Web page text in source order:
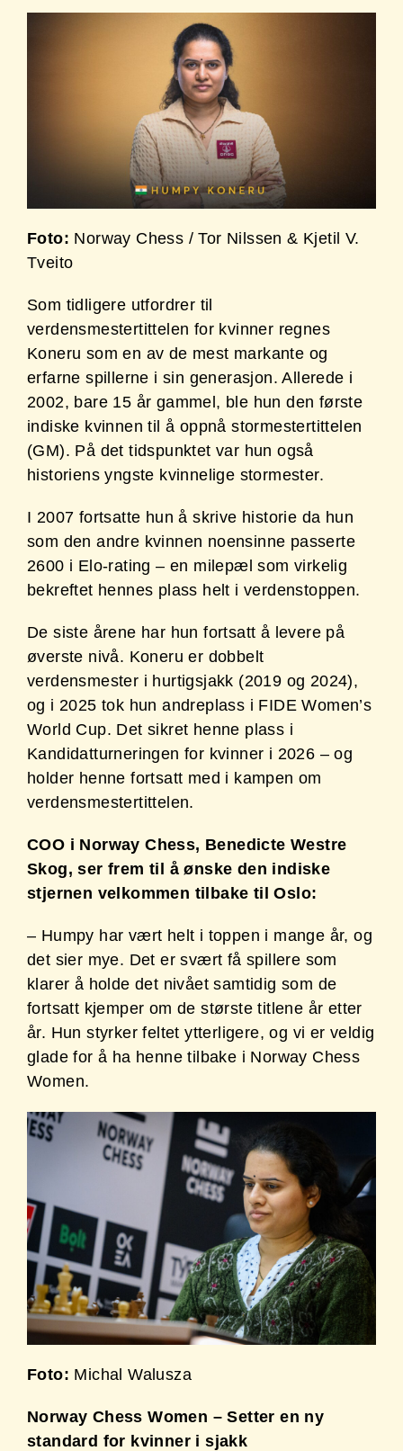
Foto: Norway Chess / Tor Nilssen & Kjetil V.
Tveito
Som tidligere utfordrer til
verdensmestertittelen for kvinner regnes
Koneru som en av de mest markante og
erfarne spillerne i sin generasjon. Allerede i
2002, bare 15 år gammel, ble hun den første
indiske kvinnen til å oppnå stormestertittelen
(GM). På det tidspunktet var hun også
historiens yngste kvinnelige stormester.
I 2007 fortsatte hun å skrive historie da hun
som den andre kvinnen noensinne passerte
2600 i Elo-rating – en milepæl som virkelig
bekreftet hennes plass helt i verdenstoppen.
De siste årene har hun fortsatt å levere på
øverste nivå. Koneru er dobbelt
verdensmester i hurtigsjakk (2019 og 2024),
og i 2025 tok hun andreplass i FIDE Women’s
World Cup. Det sikret henne plass i
Kandidatturneringen for kvinner i 2026 – og
holder henne fortsatt med i kampen om
verdensmestertittelen.
COO i Norway Chess, Benedicte Westre
Skog, ser frem til å ønske den indiske
stjernen velkommen tilbake til Oslo:
– Humpy har vært helt i toppen i mange år, og
det sier mye. Det er svært få spillere som
klarer å holde det nivået samtidig som de
fortsatt kjemper om de største titlene år etter
år. Hun styrker feltet ytterligere, og vi er veldig
glade for å ha henne tilbake i Norway Chess
Women.
Foto: Michal Walusza
Norway Chess Women – Setter en ny
standard for kvinner i sjakk